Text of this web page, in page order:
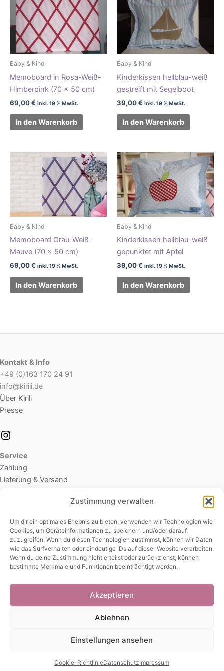
Zustimmung verwalten
Um dir ein optimales Erlebnis zu bieten, verwenden wir Technologien wie
Cookies, um Geräteinformationen zu speichern und/oder darauf
zuzugreifen. Wenn du diesen Technologien zustimmst, können wir Daten
wie das Surfverhalten oder eindeutige IDs auf dieser Website verarbeiten.
Wenn du deine Zustimmung nicht erteilst oder zurückziehst, können
bestimmte Merkmale und Funktionen beeinträchtigt werden.
Akzeptieren
Ablehnen
Einstellungen ansehen
Cookie-RichtlinieDatenschutzImpressum
Baby & Kind
Memoboard in Rosa-Weiß-
Himberpink (70 x 50 cm)
69,00€ inkl. 19 % MwSt.
In den Warenkorb
Baby & Kind
Kinderkissen hellblau-weiß
gestreift mit Segelboot
39,00€ inkl. 19 % MwSt.
In den Warenkorb
Baby & Kind
Memoboard Grau-Weiß-
Mauve (70 x 50 cm)
69,00€ inkl. 19 % MwSt.
In den Warenkorb
Baby & Kind
Kinderkissen hellblau-weiß
gepunktet mit Apfel
39,00€ inkl. 19 % MwSt.
In den Warenkorb
Kontakt & Info
+49 (0)163 170 24 91
info@kirili.de
Über Kirili
Presse
Service
Zahlung
Lieferung & Versand
Datenschutz
Cookie-Richtlinie (EU)
AGB
Widerrufsbelehrung
Impressum